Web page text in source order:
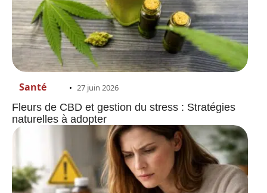
Santé 27 juin 2026
Fleurs de CBD et gestion du stress : Stratégies
naturelles à adopter